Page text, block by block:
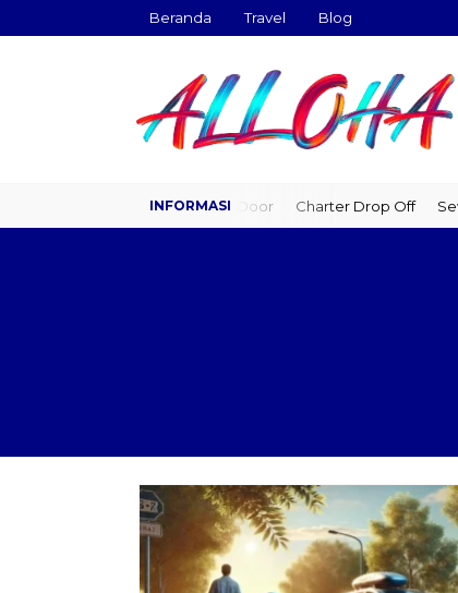
Beranda Travel Blog
Travel Door to Door Charter Drop Off Sewa